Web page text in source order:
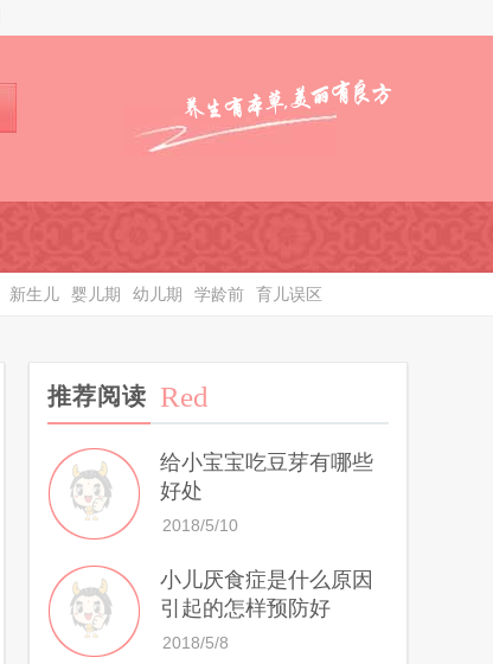
新生儿 婴儿期 幼儿期 学龄前
育儿误区
推荐阅读 Red
给小宝宝吃豆芽有哪些
好处
2018/5/10
小儿厌食症是什么原因
引起的怎样预防好
2018/5/8